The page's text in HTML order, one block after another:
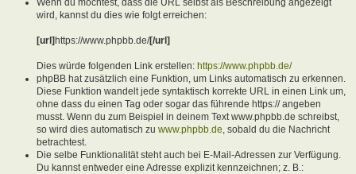
Wenn du möchtest, dass die URL selbst als Beschreibung angezeigt
wird, kannst du dies wie folgt erreichen:
[url]https://www.phpbb.de/[/url]
Dies würde folgenden Link erstellen: https://www.phpbb.de/
phpBB hat zusätzlich eine Funktion, um Links automatisch zu erkennen.
Diese Funktion wandelt jede syntaktisch korrekte URL in einen Link um,
ohne dass du einen Tag oder sogar das führende https:// angeben
musst. Wenn du zum Beispiel in deinem Text www.phpbb.de schreibst,
so wird dies automatisch zu www.phpbb.de, sobald du die Nachricht
betrachtest.
Die selbe Funktionalität steht auch bei E-Mail-Adressen zur Verfügung.
Du kannst entweder eine Adresse explizit kennzeichnen; z. B.: